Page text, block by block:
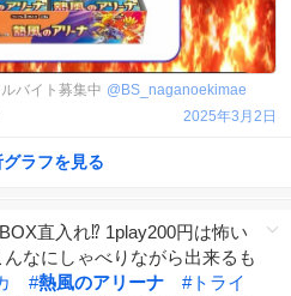
バイト募集中 @ BS_naganoekimae
2025年3月2日
ラフを見る
直入れ⁉️ 1play200円は怖い
なにしゃべりながら出来るも
#熱風のアリーナ #トライ